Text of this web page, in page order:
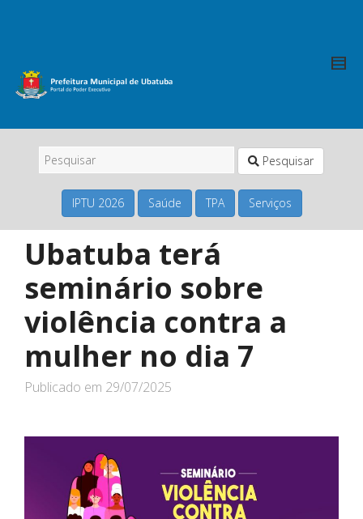
Pesquisar
IPTU 2026 Saúde TPA Serviços
Ubatuba terá
seminário sobre
violência contra a
mulher no dia 7
Publicado em 29/07/2025